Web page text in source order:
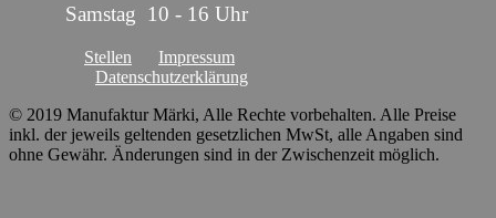
Samstag 10 - 16 Uhr
Stellen
Impressum
Datenschutzerklärung
© 2019 Manufaktur Märki, Alle Rechte vorbehalten. Alle Preise
inkl. der jeweils geltenden gesetzlichen MwSt, alle Angaben sind
ohne Gewähr. Änderungen sind in der Zwischenzeit möglich.